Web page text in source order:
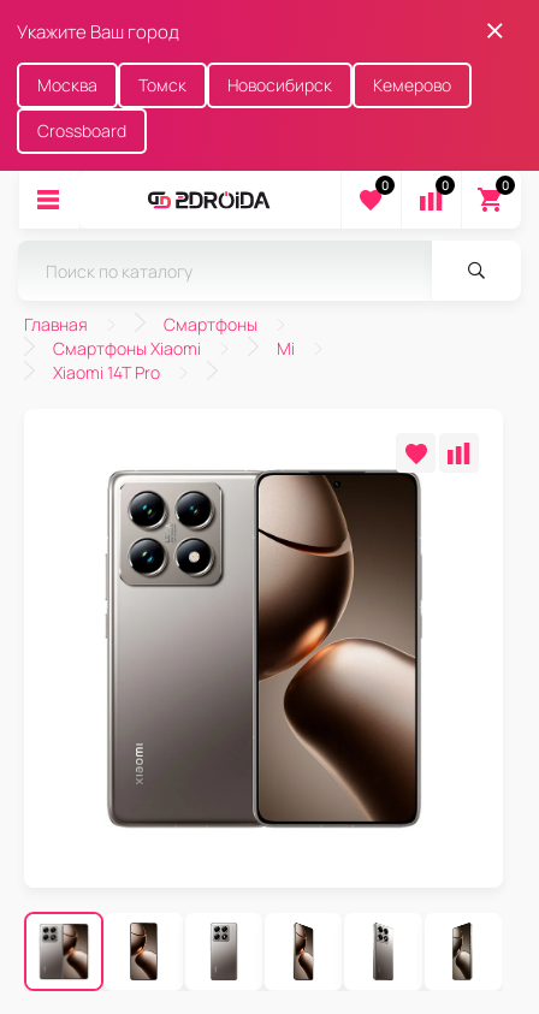
Укажите Ваш город
Москва Томск Новосибирск
Кемерово
Crossboard
0 0 0
Главная
Смартфоны
Смартфоны Xiaomi
Mi
Xiaomi 14T Pro